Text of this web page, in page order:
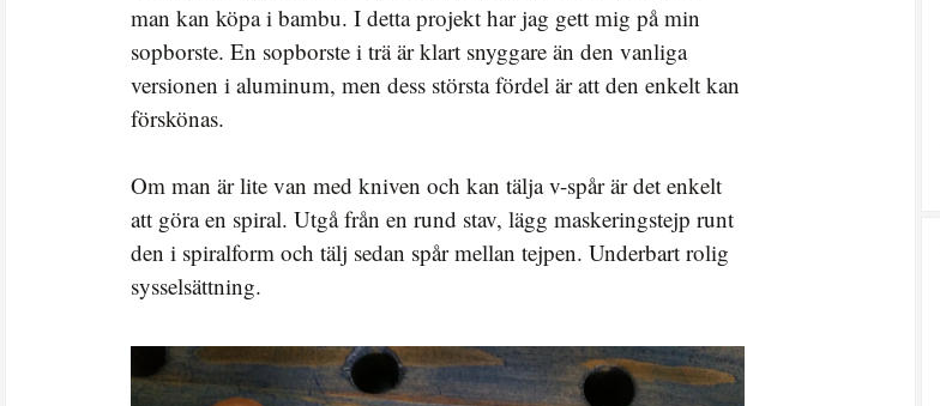
man kan köpa i bambu. I detta projekt har jag gett mig på min
sopborste. En sopborste i trä är klart snyggare än den vanliga
versionen i aluminum, men dess största fördel är att den enkelt kan
förskönas.
Om man är lite van med kniven och kan tälja v-spår är det enkelt
att göra en spiral. Utgå från en rund stav, lägg maskeringstejp runt
den i spiralform och tälj sedan spår mellan tejpen. Underbart rolig
sysselsättning.